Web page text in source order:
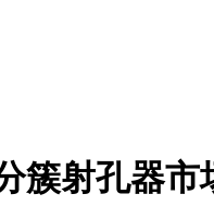
簇射孔器